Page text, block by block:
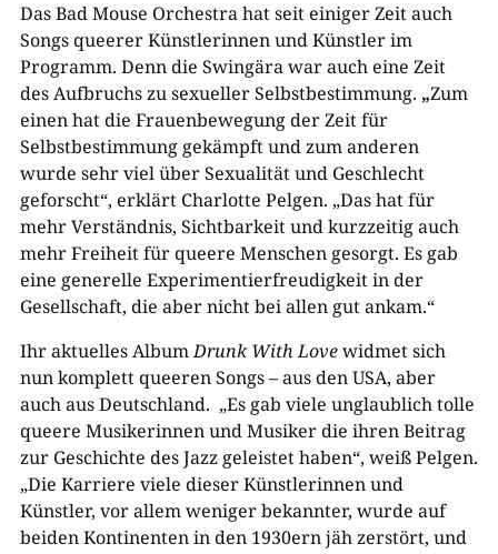
Das Bad Mouse Orchestra hat seit einiger Zeit auch
Songs queerer Künstlerinnen und Künstler im
Programm. Denn die Swingära war auch eine Zeit
des Aufbruchs zu sexueller Selbstbestimmung. „Zum
einen hat die Frauenbewegung der Zeit für
Selbstbestimmung gekämpft und zum anderen
wurde sehr viel über Sexualität und Geschlecht
geforscht“, erklärt Charlotte Pelgen. „Das hat für
mehr Verständnis, Sichtbarkeit und kurzzeitig auch
mehr Freiheit für queere Menschen gesorgt. Es gab
eine generelle Experimentierfreudigkeit in der
Gesellschaft, die aber nicht bei allen gut ankam.“
Ihr aktuelles AlbumDrunk With Lovewidmet sich
nun komplett queeren Songs – aus den USA, aber
auch aus Deutschland. „Es gab viele unglaublich tolle
queere Musikerinnen und Musiker die ihren Beitrag
zur Geschichte des Jazz geleistet haben“, weiß Pelgen.
„Die Karriere viele dieser Künstlerinnen und
Künstler, vor allem weniger bekannter, wurde auf
beiden Kontinenten in den 1930ern jäh zerstört, und